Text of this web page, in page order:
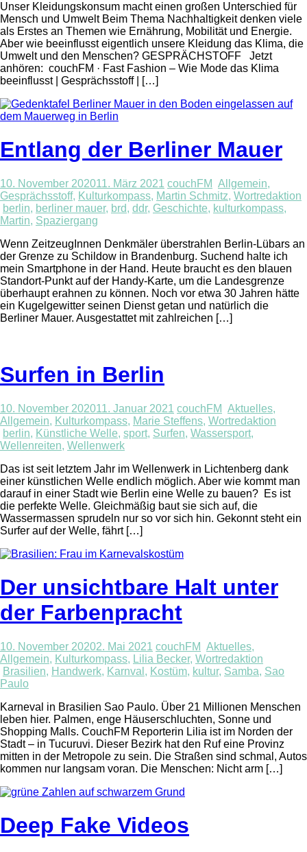
Unser Kleidungskonsum macht einen großen Unterschied für
Mensch und Umwelt Beim Thema Nachhaltigkeit denken viele
als Erstes an Themen wie Ernährung, Mobilität und Energie.
Aber wie beeinflusst eigentlich unsere Kleidung das Klima, die
Umwelt und den Menschen? GESPRÄCHSTOFF Jetzt
anhören: couchFM · Fast Fashion – Wie Mode das Klima
beeinflusst | Gesprächsstoff | […]
Entlang der Berliner Mauer
10. November 202011. März 2021 couchFM Allgemein,
Gesprächsstoff, Kulturkompass, Martin Schmitz, Wortredaktion
berlin, berliner mauer, brd, ddr, Geschichte, kulturkompass,
Martin, Spaziergang
Wenn ZeitzeugInnen Denkmäler überstrahlen Berlin-Lübars an
der Grenze zu Schildow in Brandenburg. Suchend halte ich
mein Smartphone in der Hand. Heute braucht es den blauen
Standort-Punkt auf der Handy-Karte, um die Landesgrenze
überhaupt erahnen zu können. Noch vor etwa 30 Jahren hätte
ein Kugelgewitter seinen Dienst getan und natürlich die
Berliner Mauer. Ausgestattet mit zahlreichen […]
Surfen in Berlin
10. November 202011. Januar 2021 couchFM Aktuelles,
Allgemein, Kulturkompass, Marie Steffens, Wortredaktion
berlin, Künstliche Welle, sport, Surfen, Wassersport,
Wellenreiten, Wellenwerk
Das ist seit letztem Jahr im Wellenwerk in Lichtenberg dank
einer künstlichen Welle endlich möglich. Aber wie kommt man
darauf in einer Stadt wie Berlin eine Welle zu bauen? Es ist
die perfekte Welle. Gleichmäßig baut sie sich auf, die
Wassermassen sprudeln nur so vor sich hin. Gekonnt steht ein
Surfer auf der Welle, fährt […]
Der unsichtbare Halt unter
der Farbenpracht
10. November 20202. Mai 2021 couchFM Aktuelles,
Allgemein, Kulturkompass, Lilia Becker, Wortredaktion
Brasilien, Handwerk, Karnval , Kostüm, kultur, Samba, Sao
Paulo
Karneval in Brasilien Sao Paulo. Über 21 Millionen Menschen
leben hier. Palmen, enge Häuserschluchten, Sonne und
Shopping Malls. CouchFM Reporterin Lilia ist im Norden der
Stadt – in Tucuruvi. Dieser Bezirk hat den Ruf eine Provinz
mitten in der Metropole zu sein. Die Straßen sind schmal, Autos
kommen nur langsam voran. Die Menschen: Nicht arm […]
Deep Fake Videos